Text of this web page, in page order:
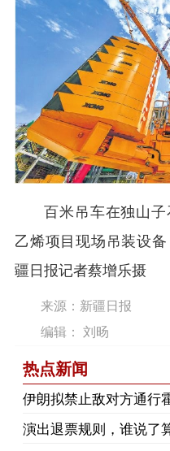
百米吊车在独山
乙烯项目现场吊装设
疆日报记者蔡增乐摄
来源：新疆日报
编辑： 刘旸
热点新闻
伊朗拟禁止敌对方通行
演出退票规则，谁说了